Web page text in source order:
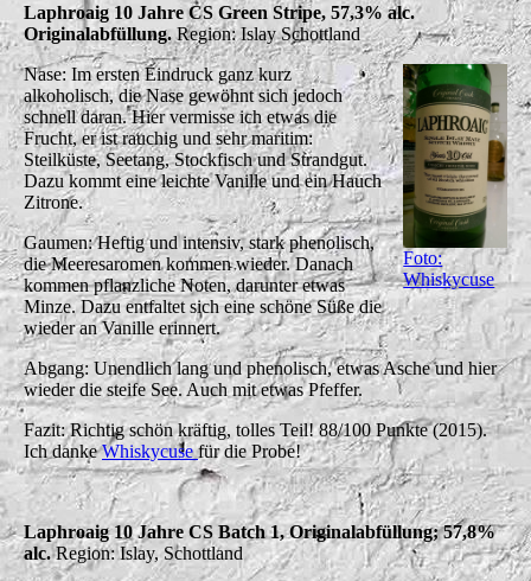
Laphroaig 10 Jahre CS Green Stripe, 57,3% alc.
Originalabfüllung.Region: Islay Schottland
Foto:
Whiskycuse
Nase: Im ersten Eindruck ganz kurz
alkoholisch, die Nase gewöhnt sich jedoch
schnell daran. Hier vermisse ich etwas die
Frucht, er ist rauchig und sehr maritim:
Steilküste, Seetang, Stockfisch und Strandgut.
Dazu kommt eine leichte Vanille und ein Hauch
Zitrone.
Gaumen: Heftig und intensiv, stark phenolisch,
die Meeresaromen kommen wieder. Danach
kommen pflanzliche Noten, darunter etwas
Minze. Dazu entfaltet sich eine schöne Süße die
wieder an Vanille erinnert.
Abgang: Unendlich lang und phenolisch, etwas Asche und hier
wieder die steife See. Auch mit etwas Pfeffer.
Fazit: Richtig schön kräftig, tolles Teil! 88/100 Punkte (2015).
Ich dankeWhiskycusefür die Probe!
Laphroaig 10 Jahre CS Batch 1, Originalabfüllung; 57,8%
alc.Region: Islay, Schottland